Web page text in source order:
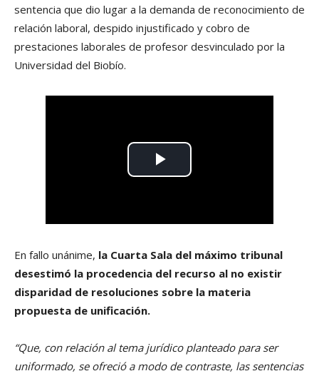
sentencia que dio lugar a la demanda de reconocimiento de
relación laboral, despido injustificado y cobro de
prestaciones laborales de profesor desvinculado por la
Universidad del Biobío.
En fallo unánime, la Cuarta Sala del máximo tribunal
desestimó la procedencia del recurso al no existir
disparidad de resoluciones sobre la materia
propuesta de unificación.
“Que, con relación al tema jurídico planteado para ser
uniformado, se ofreció a modo de contraste, las sentencias